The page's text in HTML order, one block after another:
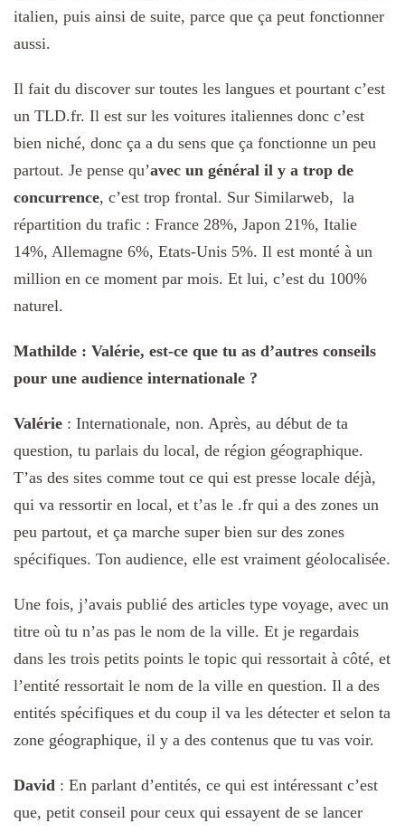
italien, puis ainsi de suite, parce que ça peut fonctionner
aussi.
Il fait du discover sur toutes les langues et pourtant c’est
un TLD.fr. Il est sur les voitures italiennes donc c’est
bien niché, donc ça a du sens que ça fonctionne un peu
partout. Je pense qu’avec un général il y a trop de
concurrence, c’est trop frontal. Sur Similarweb, la
répartition du trafic : France 28%, Japon 21%, Italie
14%, Allemagne 6%, Etats-Unis 5%. Il est monté à un
million en ce moment par mois. Et lui, c’est du 100%
naturel.
Mathilde : Valérie, est-ce que tu as d’autres conseils
pour une audience internationale ?
Valérie : Internationale, non. Après, au début de ta
question, tu parlais du local, de région géographique.
T’as des sites comme tout ce qui est presse locale déjà,
qui va ressortir en local, et t’as le .fr qui a des zones un
peu partout, et ça marche super bien sur des zones
spécifiques. Ton audience, elle est vraiment géolocalisée.
Une fois, j’avais publié des articles type voyage, avec un
titre où tu n’as pas le nom de la ville. Et je regardais
dans les trois petits points le topic qui ressortait à côté, et
l’entité ressortait le nom de la ville en question. Il a des
entités spécifiques et du coup il va les détecter et selon ta
zone géographique, il y a des contenus que tu vas voir.
David : En parlant d’entités, ce qui est intéressant c’est
que, petit conseil pour ceux qui essayent de se lancer